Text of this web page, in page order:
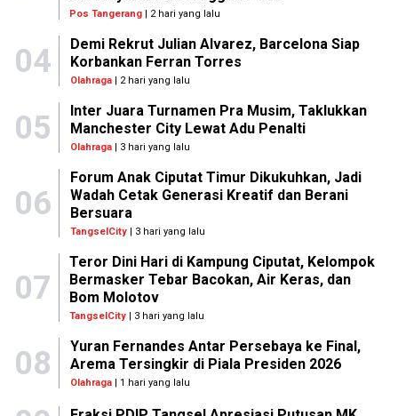
Pos Tangerang | 2 hari yang lalu
04
Demi Rekrut Julian Alvarez, Barcelona Siap
Korbankan Ferran Torres
Olahraga| 2 hari yang lalu
05
Inter Juara Turnamen Pra Musim, Taklukkan
Manchester City Lewat Adu Penalti
Olahraga| 3 hari yang lalu
06
Forum Anak Ciputat Timur Dikukuhkan, Jadi
Wadah Cetak Generasi Kreatif dan Berani
Bersuara
TangselCity| 3 hari yang lalu
07
Teror Dini Hari di Kampung Ciputat, Kelompok
Bermasker Tebar Bacokan, Air Keras, dan
Bom Molotov
TangselCity | 3 hari yang lalu
08
Yuran Fernandes Antar Persebaya ke Final,
Arema Tersingkir di Piala Presiden 2026
Olahraga| 1 hari yang lalu